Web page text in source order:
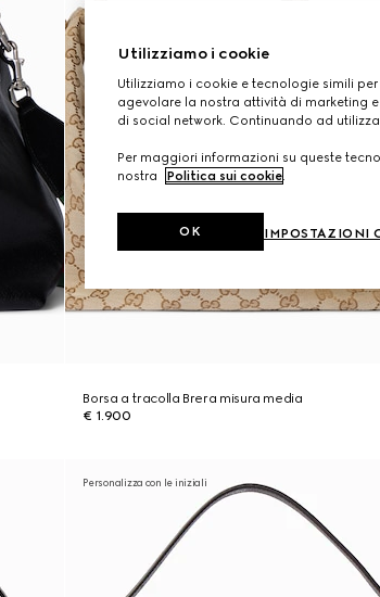
Borsa a tracolla Brera misura media
€ 1.900
Personalizza con le iniziali
Utilizziamo i cookie
Utilizziamo i cookie e tecnologie simili
agevolare la nostra attività di marketing
di social network. Continuando ad
Per maggiori informazioni su queste
nostra
Politica sui cookie.
IMPOSTAZIONI
OK